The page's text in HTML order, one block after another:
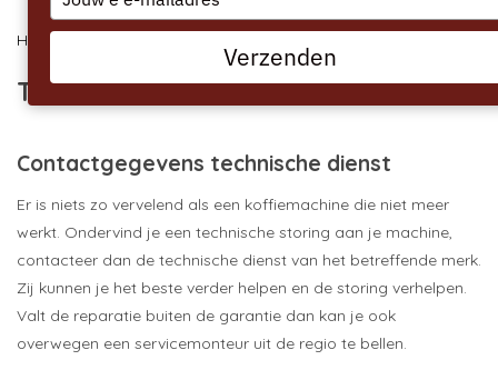
Home
Technische dienst contacteren
Contactgegevens technische dienst
Er is niets zo vervelend als een koffiemachine die niet meer
werkt. Ondervind je een technische storing aan je machine,
contacteer dan de technische dienst van het betreffende merk.
Zij kunnen je het beste verder helpen en de storing verhelpen.
Valt de reparatie buiten de garantie dan kan je ook
overwegen een servicemonteur uit de regio te bellen.
your
email
Verzenden